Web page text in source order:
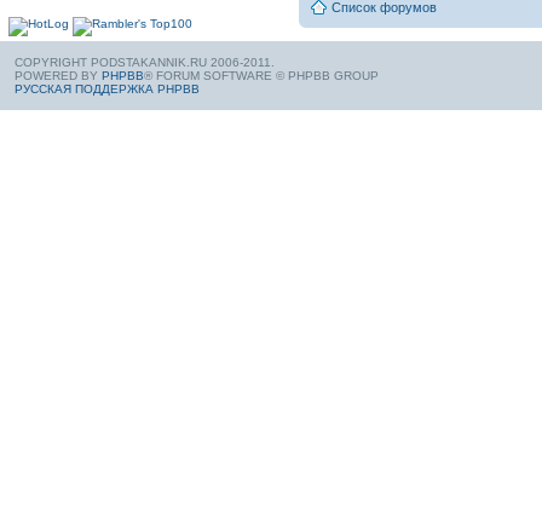
Список форумов
COPYRIGHT PODSTAKANNIK.RU 2006-2011.
POWERED BY PHPBB® FORUM SOFTWARE © PHPBB GROUP
РУССКАЯ ПОДДЕРЖКА PHPBB